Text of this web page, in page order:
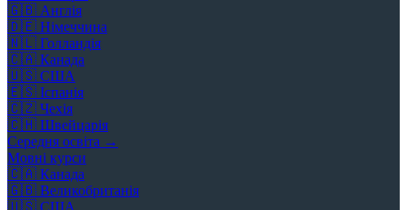
🇬🇧 Англія
🇩🇪 Німеччина
🇳🇱 Голландія
🇨🇦 Канада
🇺🇸 США
🇪🇸 Іспанія
🇨🇿 Чехія
🇨🇭 Швейцарія
Середня освіта →
Мовні курси
🇨🇦 Канада
🇬🇧 Великобританія
🇺🇸 США